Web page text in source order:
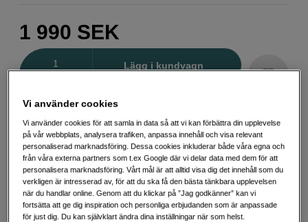
1 990 SEK
Lägg i kundvagn
Delbetala från 95 SEK/mån via
Exempel: 48 mån, 95 SEK/mån, totalt 5 139 SEK, effektiv ränta 10,45 %
Startavgift 579 SEK, aviavgift 45 SEK/mån tillkommer
Att låna kostar pengar!
Om du inte kan betala tillbaka skulden i tid
riskerar du en betalningsanmärkning. Det kan leda till svårigheter att få hyra
bostad, teckna abonnemang och få nya lån. För stöd, vänd dig till budget-
och skuldrådgivningen i din kommun. Kontaktuppgifter finns på
konsumentverket.se (öppnas i ny flik)
Vi använder cookies
Vi använder cookies för att samla in data så att vi kan förbättra din upplevelse
på vår webbplats, analysera trafiken, anpassa innehåll och visa relevant
personaliserad marknadsföring. Dessa cookies inkluderar både våra egna och
från våra externa partners som t.ex Google där vi delar data med dem för att
personalisera marknadsföring. Vårt mål är att alltid visa dig det innehåll som du
verkligen är intresserad av, för att du ska få den bästa tänkbara upplevelsen
när du handlar online. Genom att du klickar på ”Jag godkänner” kan vi
fortsätta att ge dig inspiration och personliga erbjudanden som är anpassade
för just dig. Du kan självklart ändra dina inställningar när som helst.